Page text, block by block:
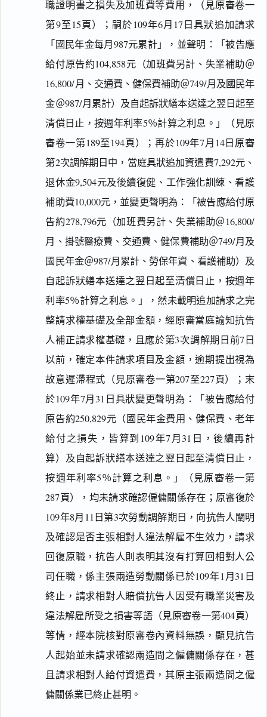
職證明書之損失及加班費等費用，（見原審卷一
第9至15頁）；嗣於109年6月17日具狀追加請求
「國民年金每月987元累計」，並聲明：「被告應
給付原告約104,858元（加班費另計、失業補助＠
16,800/月、交通費、健保費補助＠749/月及國民年
金＠987/月累計）及自起訴狀繕本送達之翌日起至
清償日止，按週年利率5％計算之利息。」（見原
審卷一第189至194頁）；再於109年7月14日原審
第2次調解期日中，當庭具狀追加資遣費7,292元、
退休金9,504元及後續復健、工作強化訓練、看護
補助費10,000元，並變更聲明為：「被告應給付原
告約278,796元（加班費另計、失業補助＠16,800/
月、掛號醫療費、交通費、健保費補助＠749/月及
國民年金＠987/月累計、勞保年資、看護補助）及
自起訴狀繕本送達之翌日起至清償日止，按週年
利率5％計算之利息。」，然未載明追加請求之完
整請求權基礎及全部金額，經原審當庭諭知抗告
人補正請求權基礎，且應於第3次調解期日前7日
以前，確定本件請求項目及金額，逾期提出視為
故意遲滯程式（見原審卷一第207至227頁）；末
於109年7月31日具狀變更聲明為：「被告應給付
原告約250,829元（國民年金費用、健保費、老年
給付之損失，皆算到109年7月31日，後續再計
算）及自起訴狀繕本送達之翌日起至清償日止，
按週年利率5％計算之利息。」（見原審卷一第
287頁），均未請求確認僱傭關係存在；原審復於
109年8月11日第3次勞動調解期日，向抗告人闡明
及確認是否主張相對人違法解雇不生效力，請求
回復原職，抗告人則表明其沒有打算回相對人公
司任職，係主張兩造勞動關係已於109年1月31日
終止，請求相對人賠償抗告人因受有職業災害及
違法解雇所受之損害等語（見原審卷一第404頁）
等情，經本院核對原審卷內資料無誤，顯見抗告
人起始並未請求確認兩造間之僱傭關係存在，甚
且請求相對人給付資遣費，其原主張兩造間之僱
傭關係業已終止甚明。